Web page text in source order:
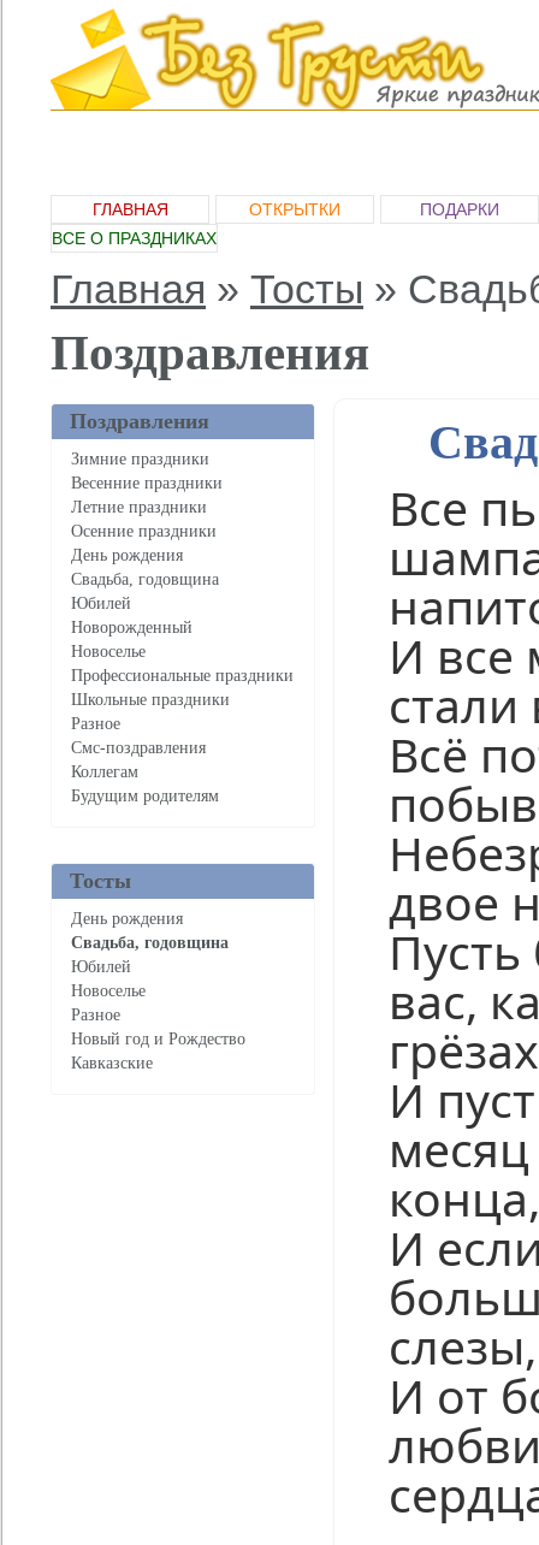
ГЛАВНАЯ ОТКРЫТКИ
ПОДАРКИ
ВСЕ О ПРАЗДНИКАХ
Главная » Тосты »
Поздравления
Поздравления
Зимние праздники
Весенние праздники
Летние праздники
Осенние праздники
День рождения
Свадьба, годовщина
Юбилей
Новорожденный
Новоселье
Профессиональные праздники
Школьные праздники
Разное
Смс-поздравления
Коллегам
Будущим родителям
Тосты
День рождения
Свадьба, годовщина
Юбилей
Новоселье
Разное
Новый год и Рождество
Кавказские
Все
И все
стали
Всё
двое
Пусть
вас,
И
конца,
И
слезы,
И от